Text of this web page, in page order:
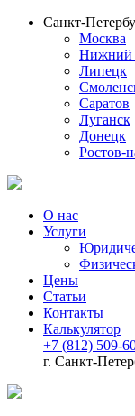
Санкт-
Москва
Нижний
Липецк
Саратов
Луганск
Донецк
Ростов-
О нас
Услуги
Цены
Статьи
Контакты
Калькулятор
+7 (812) 509-
г. Санкт-